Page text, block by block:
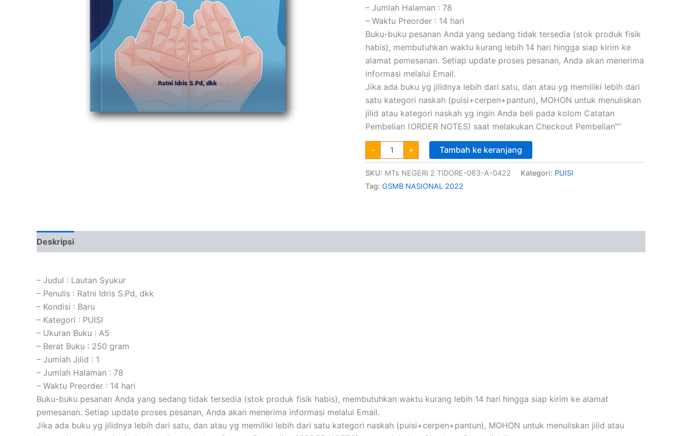
– Jumlah Halaman : 78
– Waktu Preorder : 14 hari
Buku-buku pesanan Anda yang sedang tidak tersedia (stok produk fisik
habis), membutuhkan waktu kurang lebih 14 hari hingga siap kirim ke
alamat pemesanan. Setiap update proses pesanan, Anda akan menerima
informasi melalui Email.
Jika ada buku yg jilidnya lebih dari satu, dan atau yg memiliki lebih dari
satu kategori naskah (puisi+cerpen+pantun), MOHON untuk menuliskan
jilid atau kategori naskah yg ingin Anda beli pada kolom Catatan
Pembelian (ORDER NOTES) saat melakukan Checkout Pembelian””
- + Tambah ke keranjang
SKU: MTs NEGERI 2 TIDORE-063-A-0422 Kategori: PUISI
Tag: GSMB NASIONAL 2022
Deskripsi
– Judul : Lautan Syukur
– Penulis : Ratni Idris S.Pd, dkk
– Kondisi : Baru
– Kategori : PUISI
– Ukuran Buku : A5
– Berat Buku : 250 gram
– Jumlah Jilid : 1
– Jumlah Halaman : 78
– Waktu Preorder : 14 hari
Buku-buku pesanan Anda yang sedang tidak tersedia (stok produk fisik habis), membutuhkan waktu kurang lebih 14 hari hingga siap kirim ke alamat
pemesanan. Setiap update proses pesanan, Anda akan menerima informasi melalui Email.
Jika ada buku yg jilidnya lebih dari satu, dan atau yg memiliki lebih dari satu kategori naskah (puisi+cerpen+pantun), MOHON untuk menuliskan jilid atau